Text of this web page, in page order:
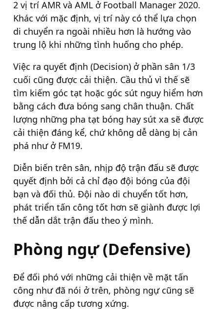
2 vị trí AMR và AML ở Football Manager 2020.
Khác với mặc định, vị trí này có thể lựa chọn
di chuyển ra ngoài nhiều hơn là hướng vào
trung lộ khi những tình huống cho phép.
Việc ra quyết định (Decision) ở phần sân 1/3
cuối cũng được cải thiện. Cầu thủ vì thế sẽ
tìm kiếm góc tạt hoặc góc sút nguy hiểm hơn
bằng cách đưa bóng sang chân thuận. Chất
lượng những pha tạt bóng hay sút xa sẽ được
cải thiện đáng kể, chứ không dễ dàng bị cản
phá như ở FM19.
Diễn biến trên sân, nhịp độ trận đấu sẽ được
quyết định bởi cả chỉ đạo đội bóng của đội
bạn và đối thủ. Đội nào di chuyển tốt hơn,
phát triển tấn công tốt hơn sẽ giành được lợi
thế dẫn dắt trận đấu theo ý mình.
Phòng ngự (Defensive)
Để đối phó với những cải thiện về mặt tấn
công như đã nói ở trên, phòng ngự cũng sẽ
được nâng cấp tương xứng.